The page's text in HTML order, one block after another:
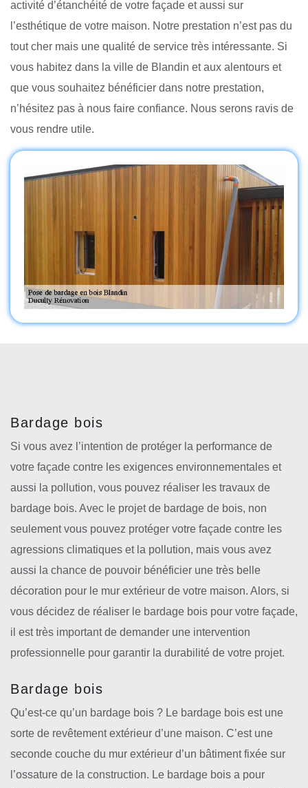
activité d’étanchéité de votre façade et aussi sur
l’esthétique de votre maison. Notre prestation n’est pas du
tout cher mais une qualité de service très intéressante. Si
vous habitez dans la ville de Blandin et aux alentours et
que vous souhaitez bénéficier dans notre prestation,
n’hésitez pas à nous faire confiance. Nous serons ravis de
vous rendre utile.
Bardage bois
Si vous avez l’intention de protéger la performance de
votre façade contre les exigences environnementales et
aussi la pollution, vous pouvez réaliser les travaux de
bardage bois. Avec le projet de bardage de bois, non
seulement vous pouvez protéger votre façade contre les
agressions climatiques et la pollution, mais vous avez
aussi la chance de pouvoir bénéficier une très belle
décoration pour le mur extérieur de votre maison. Alors, si
vous décidez de réaliser le bardage bois pour votre façade,
il est très important de demander une intervention
professionnelle pour garantir la durabilité de votre projet.
Bardage bois
Qu’est-ce qu’un bardage bois ? Le bardage bois est une
sorte de revêtement extérieur d’une maison. C’est une
seconde couche du mur extérieur d’un bâtiment fixée sur
l’ossature de la construction. Le bardage bois a pour